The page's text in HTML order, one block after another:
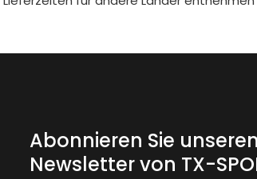
Abonnieren Sie
Newsletter von TX-